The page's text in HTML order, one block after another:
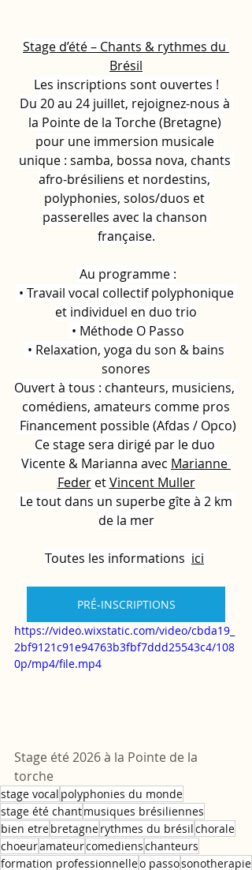
Stage d’été – Chants & rythmes du
Brésil
Les inscriptions sont ouvertes !
Du 20 au 24 juillet, rejoignez-nous à
la Pointe de la Torche (Bretagne)
pour une immersion musicale
unique : samba, bossa nova, chants
afro-brésiliens et nordestins,
polyphonies, solos/duos et
passerelles avec la chanson
française.
Au programme :
• Travail vocal collectif polyphonique
et individuel en duo trio
• Méthode O Passo
• Relaxation, yoga du son & bains
sonores
Ouvert à tous : chanteurs, musiciens,
comédiens, amateurs comme pros
Financement possible (Afdas / Opco)
Ce stage sera dirigé par le duo
Vicente & Marianna avec Marianne
Feder et Vincent Muller
Le tout dans un superbe gîte à 2 km
de la mer
Toutes les informations ici
PRÉ-INSCRIPTIONS
https://video.wixstatic.com/video/cbda19_
2bf9121c91e94763b3fbf7ddd25543c4/108
0p/mp4/file.mp4
Stage été 2026 à la Pointe de la
torche
stage vocal polyphonies du monde
stage été chantmusiques brésiliennes
bien etrebretagnerythmes du brésilchorale
choeuramateurcomedienschanteurs
formation professionnelleo passosonotherapie